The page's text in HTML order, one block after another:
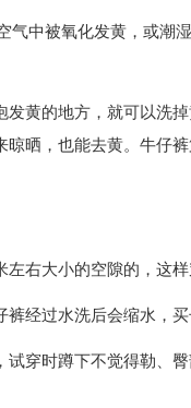
中被氧化发黄，或潮湿
黄的地方，就可以洗
晒，也能去黄。牛仔
右大小的空隙的，这样
经过水洗后会缩水，买
穿时蹲下不觉得勒、臀